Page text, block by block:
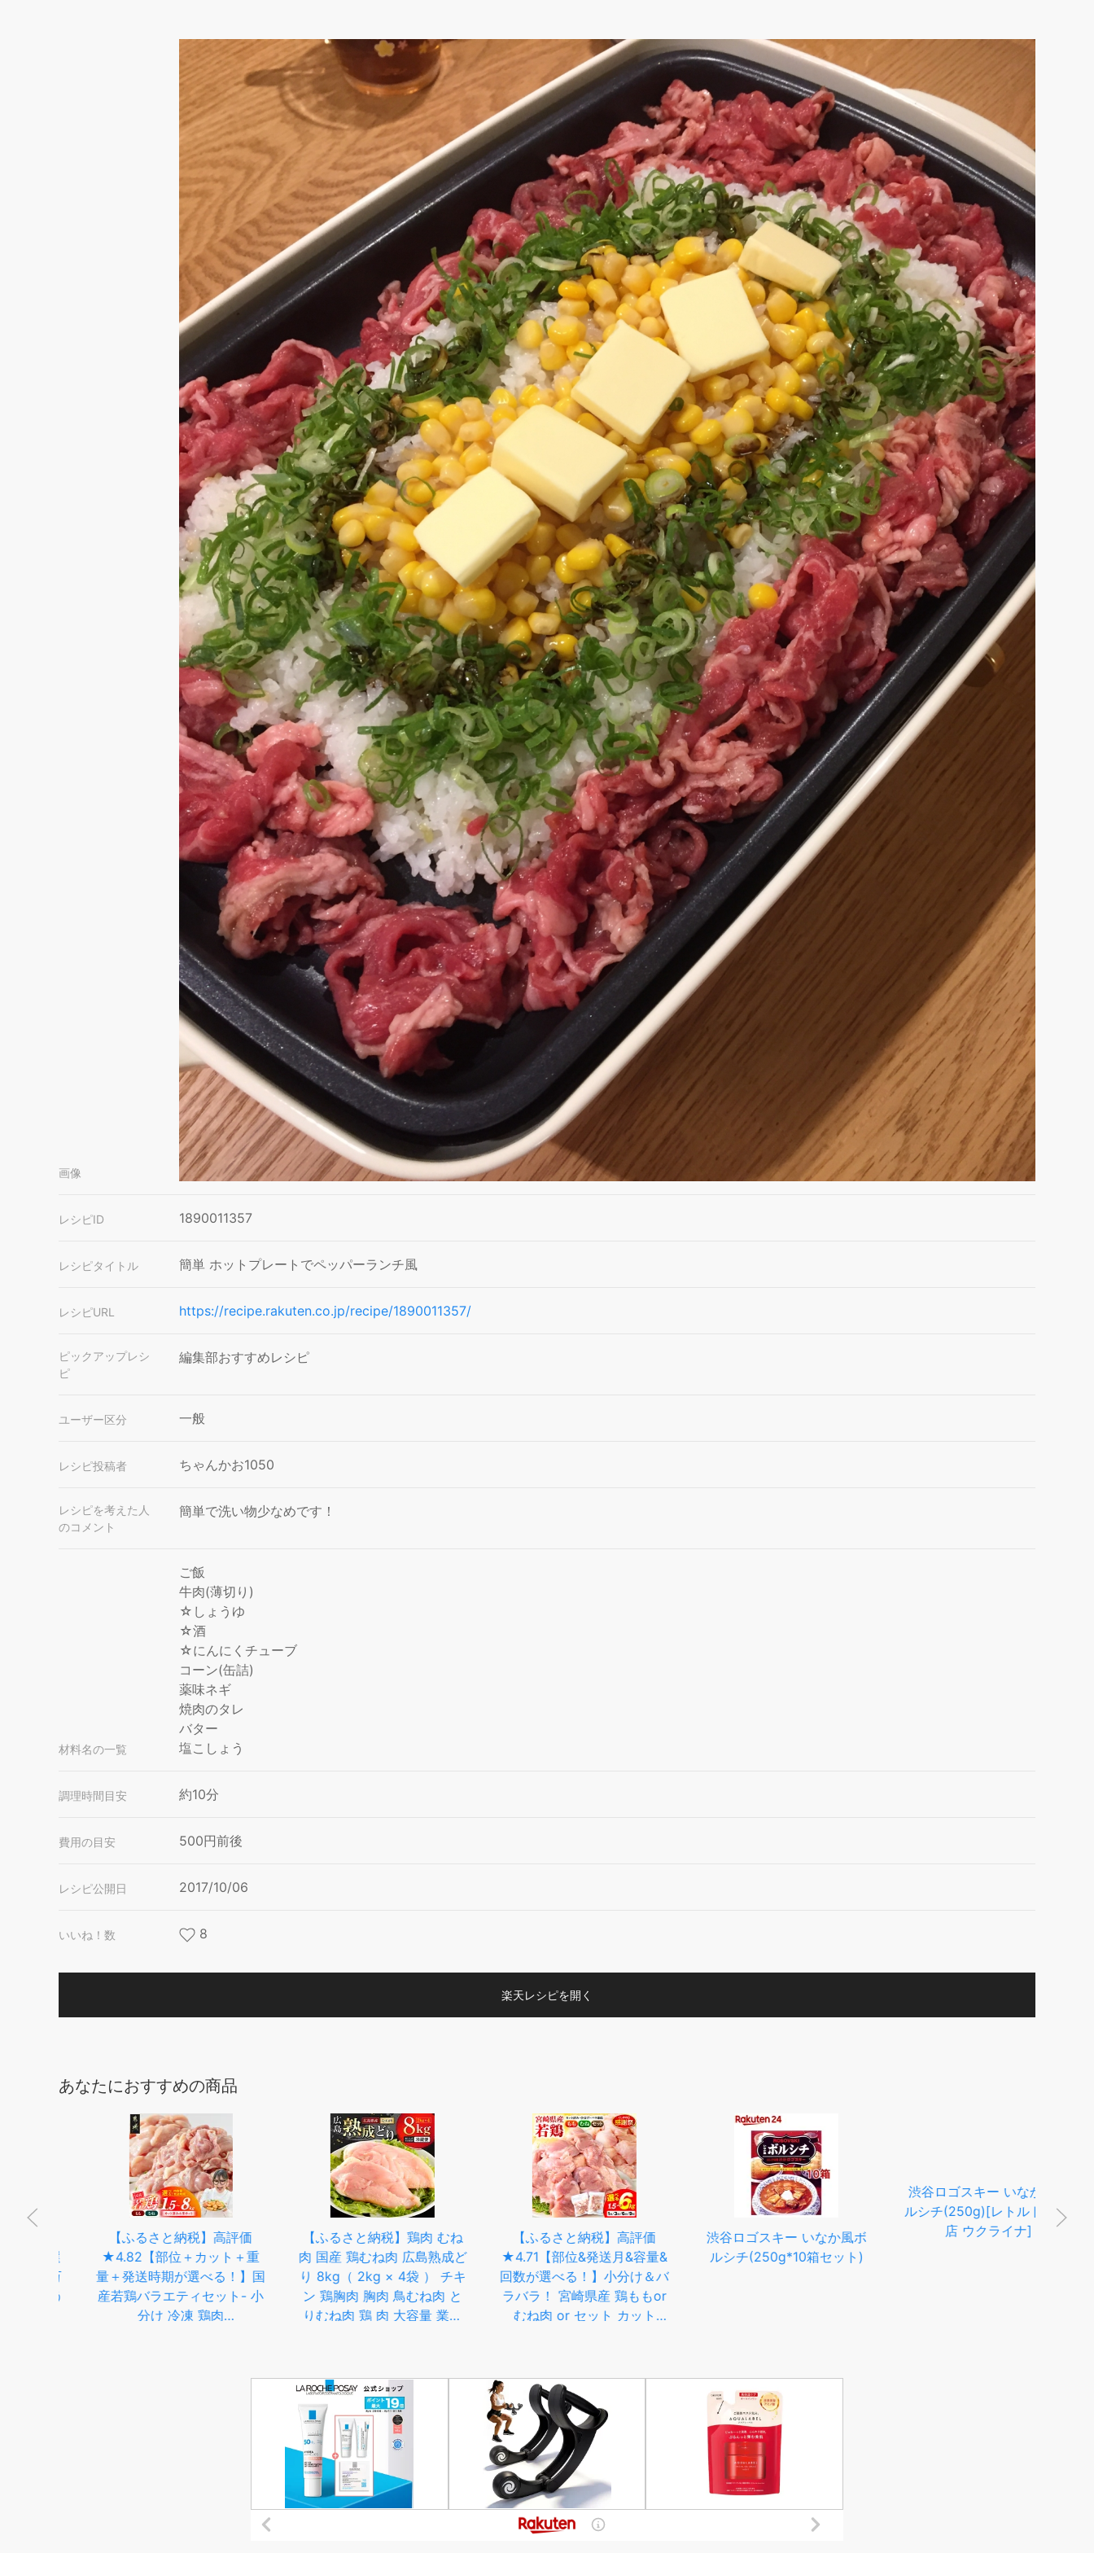
画像
レシピID 1890011357
レシピタイトル 簡単 ホットプレートでペッパーランチ風
レシピURL https://recipe.rakuten.co.jp/recipe/1890011357/
ピックアップレシ
ピ
編集部おすすめレシピ
ユーザー区分 一般
レシピ投稿者 ちゃんかお1050
レシピを考えた人
のコメント
簡単で洗い物少なめです！
材料名の一覧
ご飯
牛肉(薄切り)
☆しょうゆ
☆酒
☆にんにくチューブ
コーン(缶詰)
薬味ネギ
焼肉のタレ
バター
塩こしょう
調理時間目安 約10分
費用の目安 500円前後
レシピ公開日 2017/10/06
いいね！数 8
楽天レシピを開く
あなたにおすすめの商品
【ふるさと納税】高評価
★4.82【部位＋カット＋重
量＋発送時期が選べる！】国
産若鶏バラエティセット- 小
分け 冷凍 鶏肉
【ふるさと納税】鶏肉 むね
肉 国産 鶏むね肉 広島熟成ど
り 8kg（ 2kg × 4袋 ） チキ
ン 鶏胸肉 胸肉 鳥むね肉 と
りむね肉 鶏 肉 大容量 業務
らか 美味しい 精肉 広島県
安芸高田市 送料無料 【配達
不可：沖縄・離島】
【ふるさと納税】高評価
★4.71【部位&発送月&容量&
回数が選べる！】小分け＆バ
ラバラ！ 宮崎県産 鶏ももor
むね肉 or セット カット
もも肉 小分け 鳥肉 ふるさと
おすすめ 人気 贈り物 おすそ
分け 宮崎県 送料無料
渋谷ロゴスキー いなか風ボ
ルシチ(250g*10箱セット)
渋谷ロゴスキー いなか風ボ